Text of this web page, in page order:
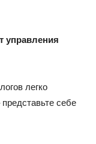
управления
легко
себе